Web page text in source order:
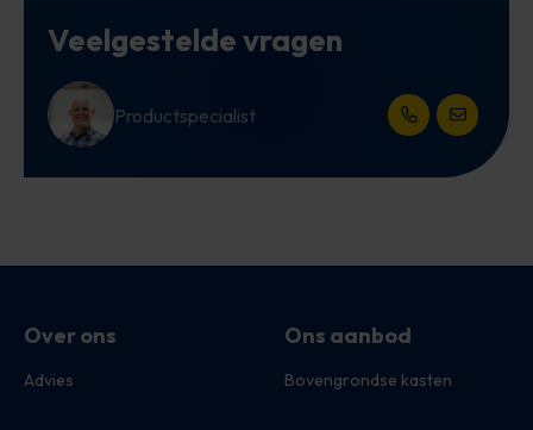
Veelgestelde vragen
Productspecialist Open het
Open
Over ons
Advies
Ons aanbod
Bovengrondse kasten